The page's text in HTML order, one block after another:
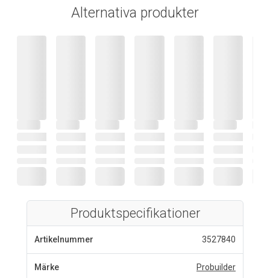
Alternativa produkter
Produktspecifikationer
Artikelnummer 3527840
Märke Probuilder